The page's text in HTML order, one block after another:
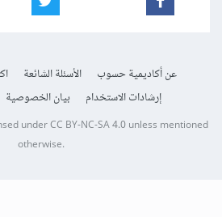
عن أكاديمية حسوب الأسئلة الشائعة
إرشادات الاستخدام
بيان الخصوصية
underCC BY-NC-SA 4.0unless mentioned
otherwise.